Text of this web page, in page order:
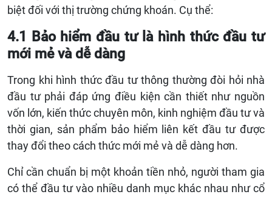
biệt đối với thị trường chứng khoán. Cụ thể:
4.1 Bảo hiểm đầu tư là hình thức đầu tư
mới mẻ và dễ dàng
Trong khi hình thức đầu tư thông thường đòi hỏi nhà
đầu tư phải đáp ứng điều kiện cần thiết như nguồn
vốn lớn, kiến thức chuyên môn, kinh nghiệm đầu tư và
thời gian, sản phẩm bảo hiểm liên kết đầu tư được
thay đổi theo cách thức mới mẻ và dễ dàng hơn.
Chỉ cần chuẩn bị một khoản tiền nhỏ, người tham gia
có thể đầu tư vào nhiều danh mục khác nhau như cổ